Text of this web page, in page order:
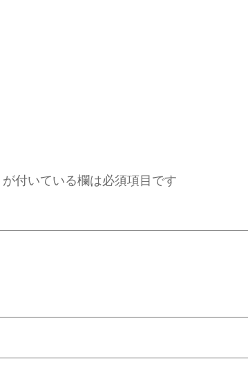
が付いている欄は必須項目です